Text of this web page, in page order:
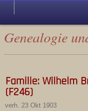
Genealogie
Familie: Wilhelm
(F246)
verh. 23 Okt 1903